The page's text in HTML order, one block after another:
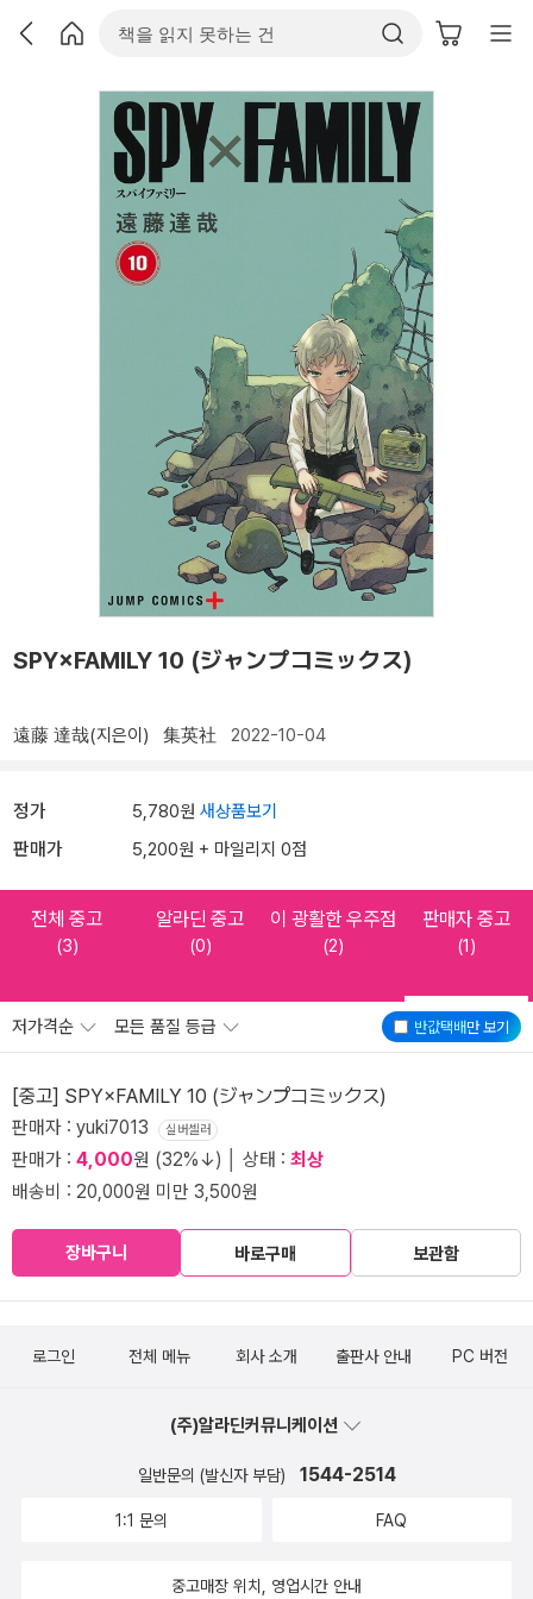
SPY×FAMILY 10 (ジャンプコミックス)
遠藤 達哉(지은이) 集英社 2022-10-04
정가 5,780원 새상품보기
판매가 5,200원 + 마일리지 0점
전체 중고
(3)
알라딘 중고
(0)
이 광활한 우주점
(2)
판매자 중고
(1)
반값택배만 보기
저가격순 모든 품질 등급
[중고] SPY×FAMILY 10 (ジャンプコミックス)
판매자 : yuki7013 실버셀러
판매가 : 4,000원 (32%↓) │ 상태 : 최상
배송비 : 20,000원 미만 3,500원
장바구니 바로구매 보관함
로그인 전체 메뉴 회사 소개 출판사 안내 PC 버전
(주)알라딘커뮤니케이션
일반문의 (발신자 부담) 1544-2514
1:1 문의 FAQ
중고매장 위치, 영업시간 안내